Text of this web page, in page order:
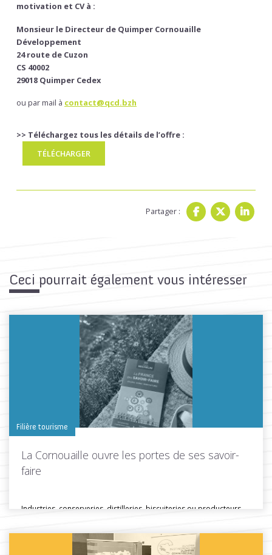
motivation et CV à :
Monsieur le Directeur de Quimper Cornouaille
Développement
24 route de Cuzon
CS 40002
29018 Quimper Cedex
ou par mail à contact@qcd.bzh
>> Téléchargez tous les détails de l’offre :
TÉLÉCHARGER
Partager :
Ceci pourrait également vous intéresser
Filière tourisme
La Cornouaille ouvre les portes de ses savoir-
faire
Industries, conserveries, distilleries, biscuiteries ou producteurs